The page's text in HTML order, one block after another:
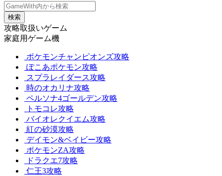
検索
攻略取扱いゲーム
家庭用ゲーム機
ポケモンチャンピオンズ攻略
ぽこあポケモン攻略
スプラレイダース攻略
時のオカリナ攻略
ペルソナ4ゴールデン攻略
トモコレ攻略
バイオレクイエム攻略
紅の砂漠攻略
デイモン&ベイビー攻略
ポケモンZA攻略
ドラクエ7攻略
仁王3攻略